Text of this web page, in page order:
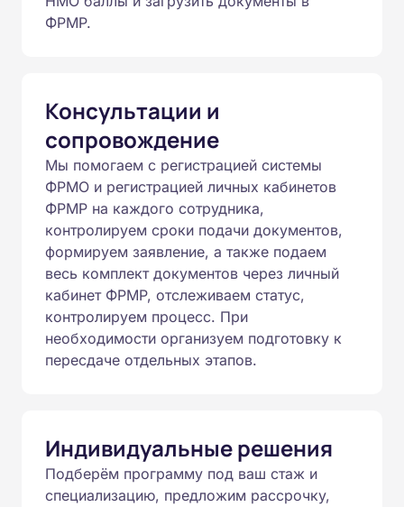
ФРМР.
Консультации и
сопровождение
Мы помогаем с регистрацией системы
ФРМО и регистрацией личных кабинетов
ФРМР на каждого сотрудника,
контролируем сроки подачи документов,
формируем заявление, а также подаем
весь комплект документов через личный
кабинет ФРМР, отслеживаем статус,
контролируем процесс. При
необходимости организуем подготовку к
пересдаче отдельных этапов.
Индивидуальные решения
Подберём программу под ваш стаж и
специализацию, предложим рассрочку,